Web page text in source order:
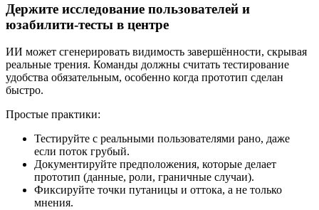
Держите исследование пользователей и
юзабилити‑тесты в центре
ИИ может сгенерировать видимость завершённости, скрывая
реальные трения. Команды должны считать тестирование
удобства обязательным, особенно когда прототип сделан
быстро.
Простые практики:
Тестируйте с реальными пользователями рано, даже
если поток грубый.
Документируйте предположения, которые делает
прототип (данные, роли, граничные случаи).
Фиксируйте точки путаницы и оттока, а не только
мнения.